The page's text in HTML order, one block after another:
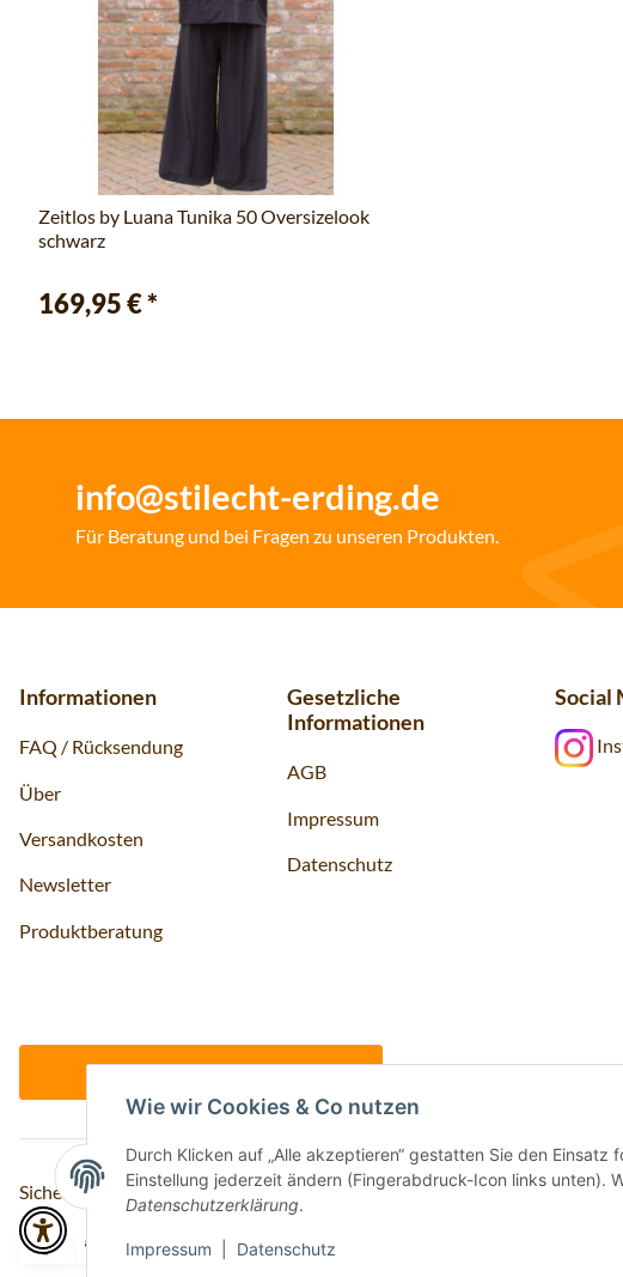
Wie wir Cookies & Co nutzen
Durch Klicken auf „Alle akzeptieren“ gestatten Sie den
Einstellung jederzeit ändern (Fingerabdruck-Icon links unten).
Datenschutzerklärung.
Impressum Datenschutz
Zeitlos by Luana Tunika 50 Oversizelook
schwarz
169,95 €*
info@stilecht-erding.de
Für Beratung und bei Fragen zu unseren Produkten.
Informationen
FAQ / Rücksendung
Über
Versandkosten
Newsletter
Produktberatung
Gesetzliche
Informationen
AGB
Impressum
Datenschutz
Social
Vertrag widerrufen
Sicher bezahlen via: